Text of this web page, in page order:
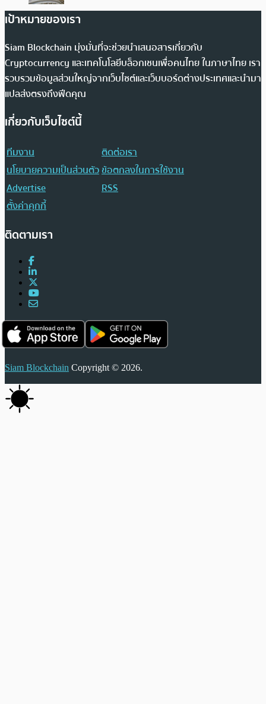
เป้าหมายของเรา
Siam Blockchain มุ่งมั่นที่จะช่วยนำเสนอสารเกี่ยวกับ
Cryptocurrency และเทคโนโลยีบล็อกเชนเพื่อคนไทย ในภาษาไทย เรา
รวบรวมข้อมูลส่วนใหญ่จากเว็บไซต์และเว็บบอร์ดต่างประเทศและนำมา
แปลส่งตรงถึงฟีดคุณ
เกี่ยวกับเว็บไซต์นี้
ทีมงาน
ติดต่อเรา
นโยบายความเป็นส่วนตัวข้อตกลงในการใช้งาน
Advertise
RSS
ตั้งค่าคุกกี้
ติดตามเรา
Siam Blockchain Copyright © 2026.